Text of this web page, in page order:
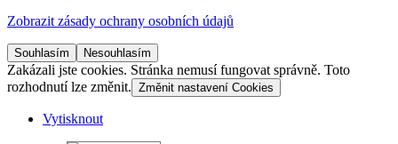
Zobrazit zásady ochrany osobních údajů
Souhlasím Nesouhlasím
Zakázali jste cookies. Stránka nemusí fungovat správně. Toto
rozhodnutí lze změnit. Změnit nastavení Cookies
Vytisknout